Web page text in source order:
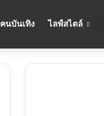
คนบันเทิง ไลฟ์สไตล์